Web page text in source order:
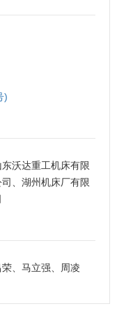
)
沃达重工机床有限
、湖州机床厂有限
、马立强、周凌